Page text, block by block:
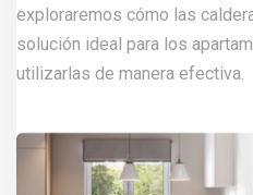
exploraremos cómo las
solución ideal para los
utilizarlas de manera efectiva.